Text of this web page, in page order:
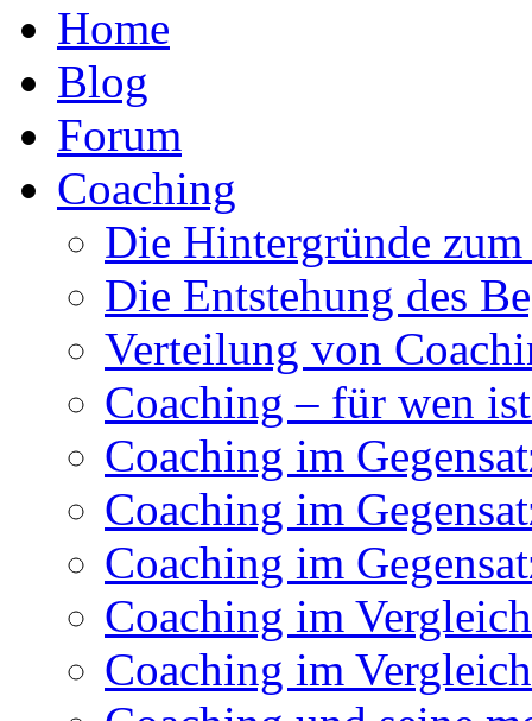
Home
Blog
Forum
Coaching
Die Hintergründe
Die Entstehung des
Verteilung von
Coaching – für wen
Coaching im
Coaching im
Coaching im
Coaching im
Coaching im